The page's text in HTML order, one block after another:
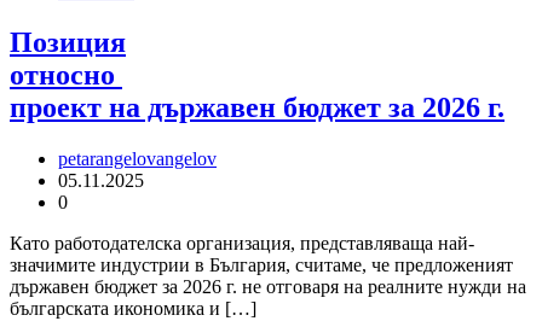
Позиция
относно
проект на държавен бюджет за 2026 г.
petarangelovangelov
05.11.2025
0
Като работодателска организация, представляваща най-
значимите индустрии в България, считаме, че предложеният
държавен бюджет за 2026 г. не отговаря на реалните нужди на
българската икономика и […]